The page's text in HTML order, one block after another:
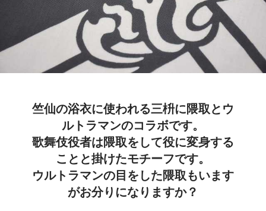
竺仙の浴衣に使われる三枡に隈取とウ
ルトラマンのコラボです。
歌舞伎役者は隈取をして役に変身する
ことと掛けたモチーフです。
ウルトラマンの目をした隈取もいます
がお分りになりますか？